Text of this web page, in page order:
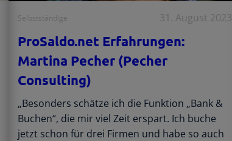
Selbstständige 31. August 2023
ProSaldo.net Erfahrungen:
Martina Pecher (Pecher
Consulting)
„Besonders schätze ich die Funktion „Bank &
Buchen“, die mir viel Zeit erspart. Ich buche
jetzt schon für drei Firmen und habe so auch